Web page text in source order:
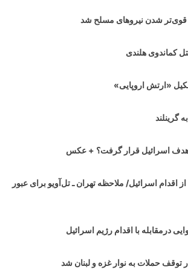
شدن نیروهای مسلح شد
«ارتش اروپایی»
گرینلند
هدف اسرائیل قرار گرفت؟ + عکس
اقدام اسرائیل/ ملاحظه تهران ـ تل‌آویو برای عبور
درمقابله با اقدام رژیم اسرائیل
توقف حملات به نوار غزه و لبنان شد